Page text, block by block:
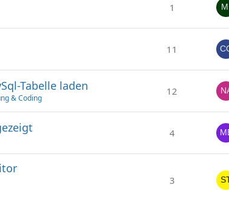
1
11
Tabelle laden
& Coding
12
4
3